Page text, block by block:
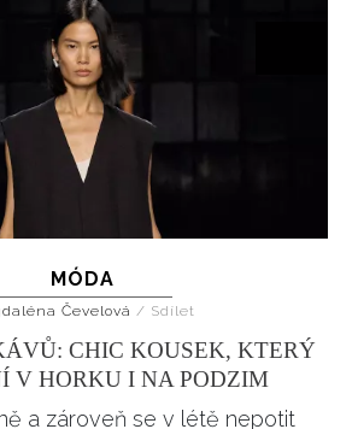
MÓDA
Čevelová / Sdílet
CHIC KOUSEK, KTERÝ
V HORKU I NA PODZIM
a zároveň se v létě nepotit